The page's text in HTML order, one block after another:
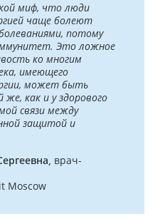
миф, что люди
чаще болеют
потому
Это ложное
ко многим
имеющего
может быть
как и у здорового
связи между
защитой и
врач-
Moscow